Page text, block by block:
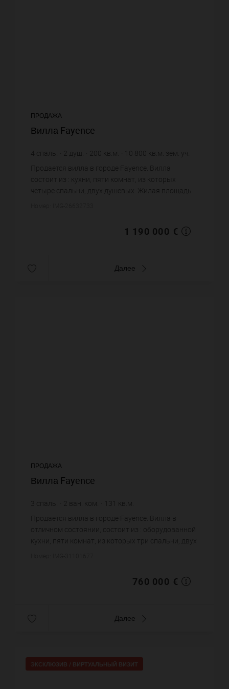
ПРОДАЖА
Вилла Fayence
4 спаль. 2 душ. 200 кв.м. 10 800 кв.м. зем. уч.
Продается вилла в городе Fayence. Вилла
состоит из : кухни, пяти комнат, из которых
четыре спальни, двух душевых. Жилая площадь
1 190 000 €
Далее
ПРОДАЖА
Вилла Fayence
3 спаль. 2 ван. ком. 131
кв.м.
5 801,53 € цена за кв.м.
Продается вилла в городе Fayence. Вилла в
отличном состоянии, состоит из : оборудованной
кухни, пяти комнат, из которых три спальни, двух
760 000 €
Далее
ЭКСКЛЮЗИВ / ВИРТУАЛЬНЫЙ ВИЗИТ